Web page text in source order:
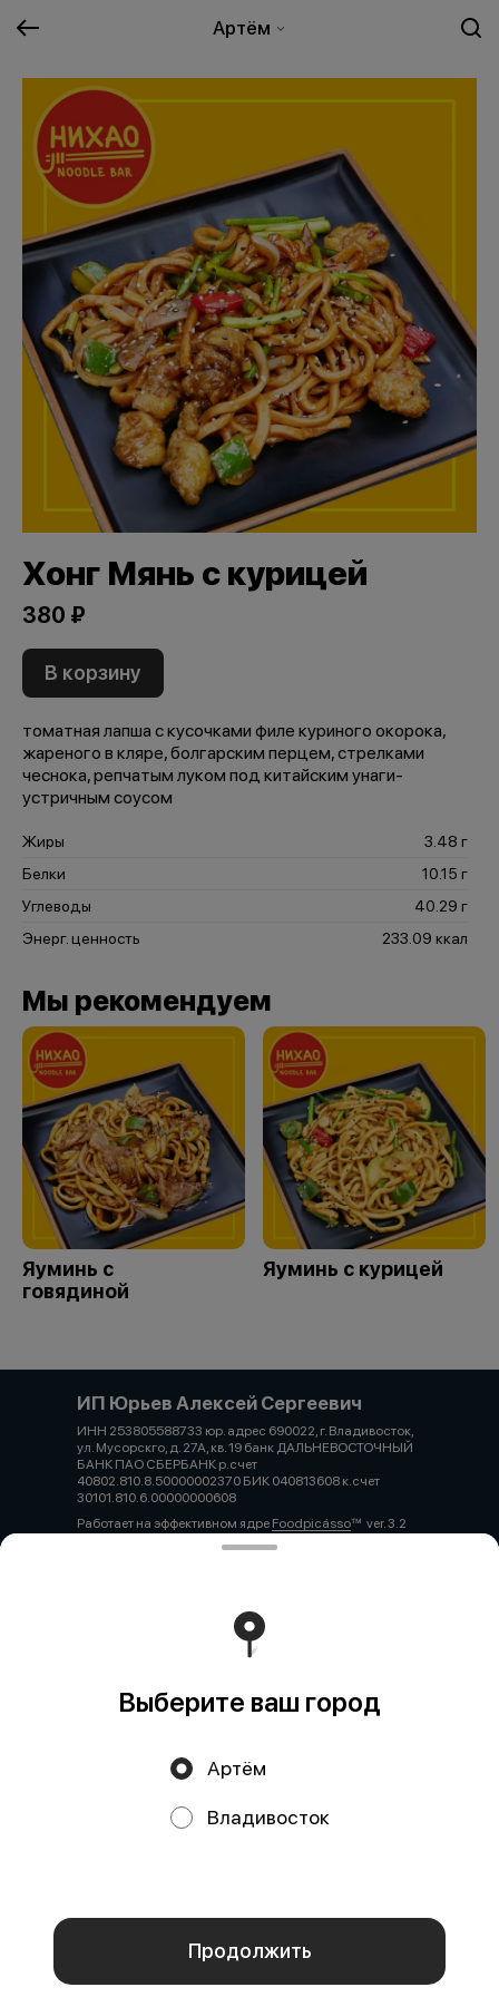
Артём
аналитических сервисов согласно нашейполитике
конфиденциальности
Хонг Мянь с курицей
380 ₽
В корзину
томатная лапша с кусочками филе куриного окорока,
жареного в кляре, болгарским перцем, стрелками
чеснока, репчатым луком под китайским унаги-
устричным соусом
Жиры
3.48 г
Белки
10.15 г
Углеводы
40.29 г
Энерг. ценность
233.09 ккал
Мы рекомендуем
Яуминь с
говядиной
Яуминь с курицей
ИП Юрьев Алексей Сергеевич
ИНН 253805588733 юр. адрес 690022, г. Владивосток,
ул. Мусорскго, д. 27А, кв. 19 банк ДАЛЬНЕВОСТОЧНЫЙ
БАНК ПАО СБЕРБАНК р.счет
40802.810.8.50000002370 БИК 040813608 к.счет
30101.810.6.00000000608
Работает на эффективном ядре Foodpicássover. 3.2
Политика конфиденциальности
Публичная оферта
Выберите ваш город
Артём
Владивосток